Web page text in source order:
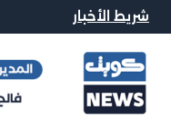
شريط الأخبار